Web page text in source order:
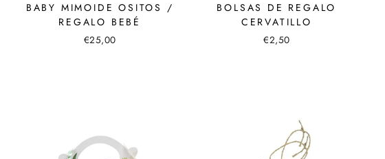
BABY MIMOIDE OSITOS /
REGALO BEBÉ
€25,00
BOLSAS DE REGALO
CERVATILLO
€2,50